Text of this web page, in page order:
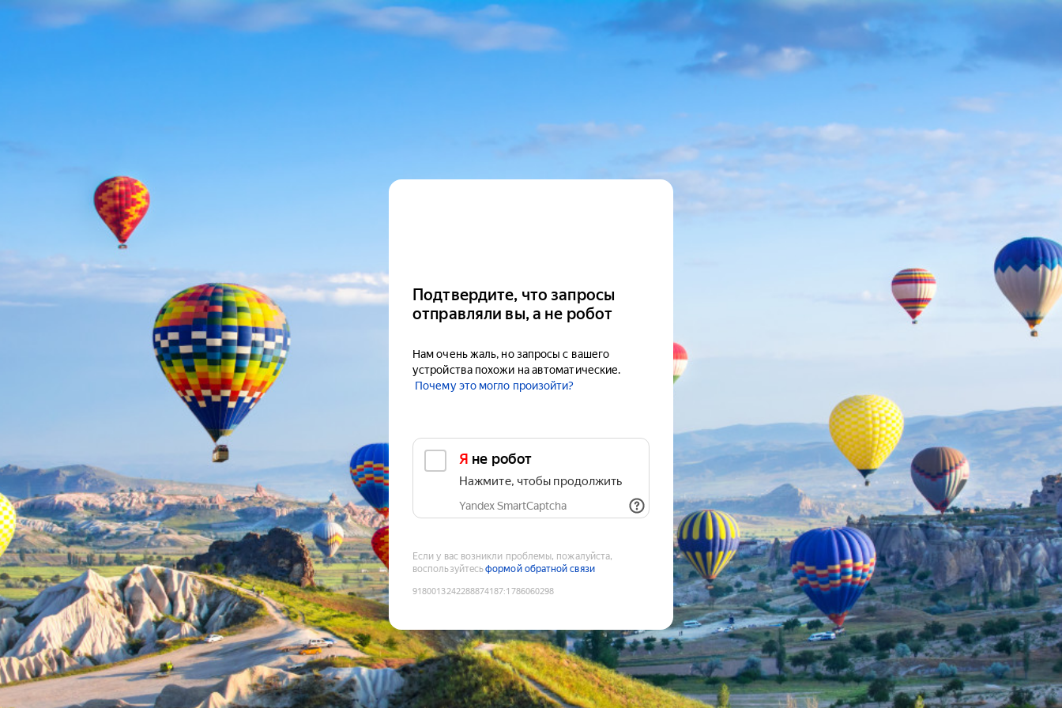
Подтвердите, что запросы
отправляли вы, а не робот
Нам очень жаль, но запросы с вашего
устройства похожи на автоматические.
Почему это могло произойти?
Я не робот
Нажмите, чтобы продолжить
Yandex SmartCaptcha
Если у вас возникли проблемы, пожалуйста,
воспользуйтесьформой обратной связи
9180013242288874187:1786060298